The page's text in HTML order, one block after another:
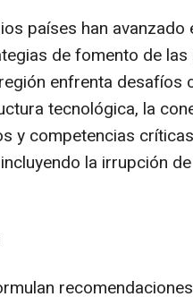
países han avanzado
de fomento de
enfrenta desafíos
tecnológica, la
y competencias
la irrupción